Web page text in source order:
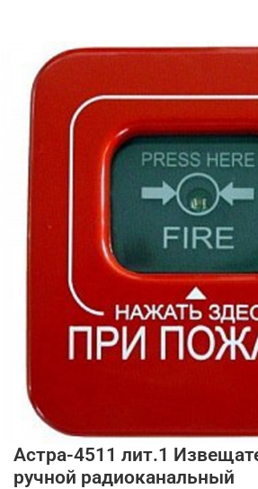
Астра-4511 лит.1
ручной радиоканальный